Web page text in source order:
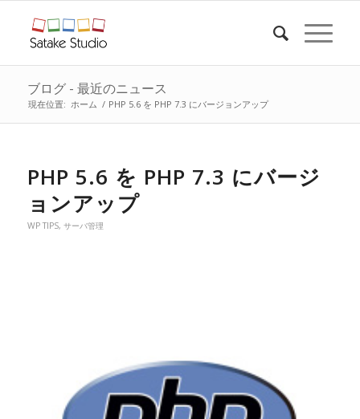
ブログ - 最近のニュース
現在位置: ホーム / PHP 5.6 を PHP 7.3 にバージョンアップ
PHP 5.6 を PHP 7.3 にバージ
ョンアップ
WP TIPS, サーバ管理